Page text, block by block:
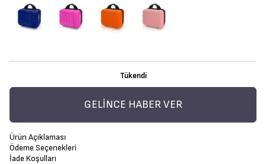
Tükendi
GELINCE HABER VER
Ürün Açıklaması
Ödeme Seçenekleri
İade Koşulları